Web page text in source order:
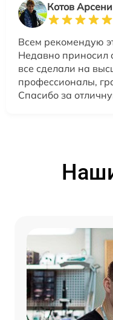
Котов
Всем рекомендую
Недавно приносил
все сделали на
профессионалы,
Спасибо за